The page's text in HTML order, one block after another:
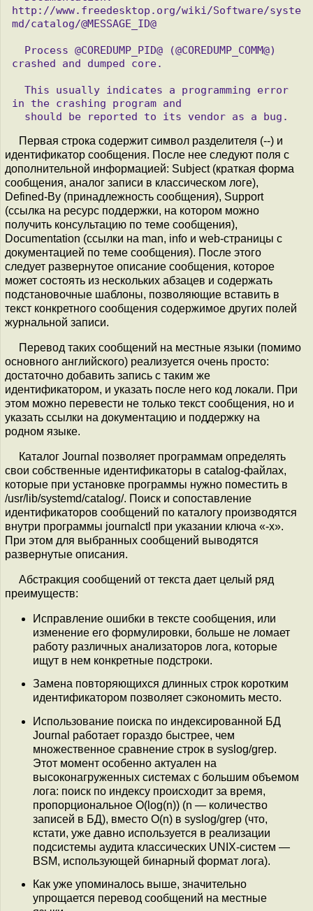
http://www.freedesktop.org/wiki/Software/syste
md/catalog/@MESSAGE_ID@
crashed and dumped core.
in the crashing program and
Первая строка содержит символ разделителя (--) и
идентификатор сообщения. После нее следуют поля с
дополнительной информацией: Subject (краткая форма
сообщения, аналог записи в классическом логе),
Defined-By (принадлежность сообщения), Support
(ссылка на ресурс поддержки, на котором можно
получить консультацию по теме сообщения),
Documentation (ссылки на man, info и web-страницы с
документацией по теме сообщения). После этого
следует развернутое описание сообщения, которое
может состоять из нескольких абзацев и содержать
подстановочные шаблоны, позволяющие вставить в
текст конкретного сообщения содержимое других полей
журнальной записи.
Перевод таких сообщений на местные языки (помимо
основного английского) реализуется очень просто:
достаточно добавить запись с таким же
идентификатором, и указать после него код локали. При
этом можно перевести не только текст сообщения, но и
указать ссылки на документацию и поддержку на
родном языке.
Каталог Journal позволяет программам определять
свои собственные идентификаторы в catalog-файлах,
которые при установке программы нужно поместить в
/usr/lib/systemd/catalog/. Поиск и сопоставление
идентификаторов сообщений по каталогу производятся
внутри программы journalctl при указании ключа «-x».
При этом для выбранных сообщений выводятся
развернутые описания.
Абстракция сообщений от текста дает целый ряд
преимуществ:
Исправление ошибки в тексте сообщения, или
изменение его формулировки, больше не ломает
работу различных анализаторов лога, которые
ищут в нем конкретные подстроки.
Замена повторяющихся длинных строк коротким
идентификатором позволяет сэкономить место.
Использование поиска по индексированной БД
Journal работает гораздо быстрее, чем
множественное сравнение строк в syslog/grep.
Этот момент особенно актуален на
высоконагруженных системах с большим объемом
лога: поиск по индексу происходит за время,
пропорциональное O(log(n)) (n — количество
записей в БД), вместо O(n) в syslog/grep (что,
кстати, уже давно используется в реализации
подсистемы аудита классических UNIX-систем —
BSM, использующей бинарный формат лога).
Как уже упоминалось выше, значительно
упрощается перевод сообщений на местные